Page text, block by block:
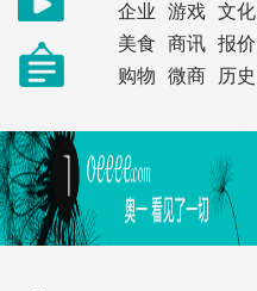
企业
游戏 文化
美食
商讯 报价
购物
微商 历史